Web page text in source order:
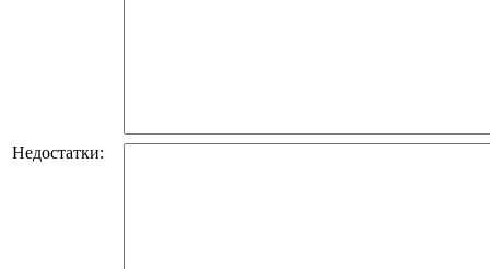
Недостатки: